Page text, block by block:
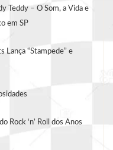
Teddy – O Som, a Vida e
em SP
Lança “Stampede” e
Rock ‘n’ Roll dos Anos